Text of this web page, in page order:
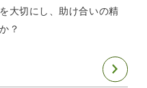
大切にし、助け合いの精
？